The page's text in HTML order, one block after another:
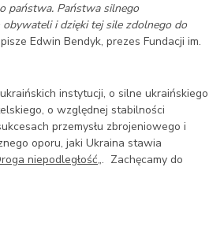
państwa. Państwa silnego
i dzięki tej sile zdolnego do
Edwin Bendyk, prezes Fundacji im.
instytucji, o silne ukraińskiego
o względnej stabilności
przemysłu zbrojeniowego i
oporu, jaki Ukraina stawia
niepodległość„. Zachęcamy do